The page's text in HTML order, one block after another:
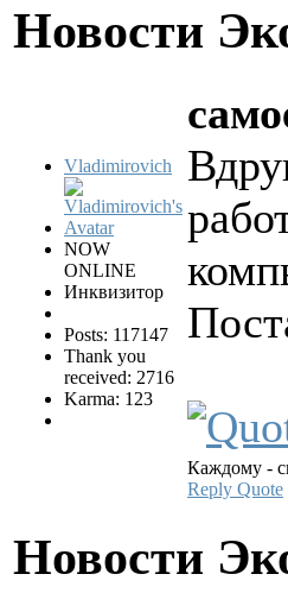
Новости
Vladimirovich
NOW
ONLINE
Инквизитор
Posts: 117147
Thank you
received: 2716
Karma: 123
Каждому -
Reply Quote
Новости